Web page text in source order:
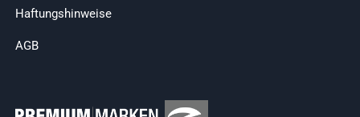
Haftungshinweise
AGB